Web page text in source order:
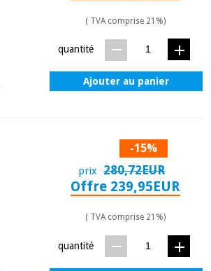
( TVA comprise 21%)
quantité
Ajouter au panier
-15%
prix 280,72EUR
Offre 239,95EUR
( TVA comprise 21%)
quantité